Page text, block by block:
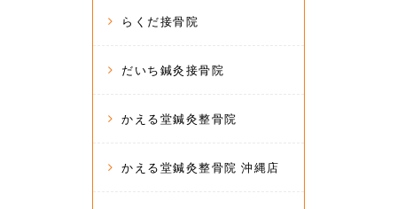
らくだ接骨院
だいち鍼灸接骨院
かえる堂鍼灸整骨院
かえる堂鍼灸整骨院 沖縄店